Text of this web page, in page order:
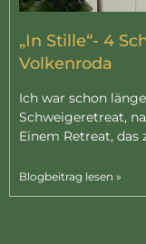
„In Stille“- 4
Volkenroda
Ich war schon
Schweigeretreat,
Einem Retreat, das
Blogbeitrag lesen »